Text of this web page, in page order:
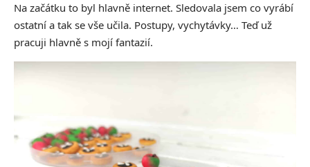
Na začátku to byl hlavně internet. Sledovala jsem co vyrábí
ostatní a tak se vše učila. Postupy, vychytávky… Teď už
pracuji hlavně s mojí fantazií.